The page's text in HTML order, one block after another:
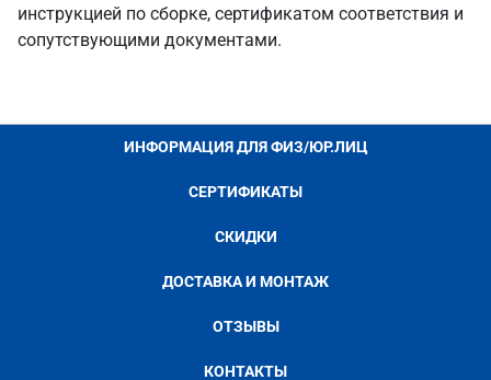
инструкцией по сборке, сертификатом соответствия и
сопутствующими документами.
ИНФОРМАЦИЯ ДЛЯ ФИЗ/ЮР.ЛИЦ
СЕРТИФИКАТЫ
СКИДКИ
ДОСТАВКА И МОНТАЖ
ОТЗЫВЫ
КОНТАКТЫ